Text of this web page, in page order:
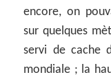
encore, on
sur quelques
servi de cache
mondiale ; la